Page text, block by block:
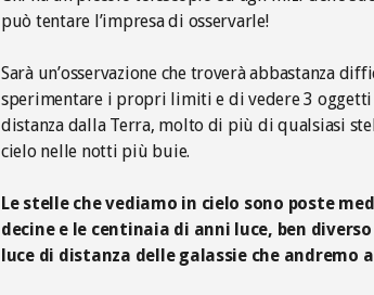
può tentare l’impresa di osservarle!
Sarà un’osservazione che troverà abbastanza
sperimentare i propri limiti e di vedere 3 oggetti
distanza dalla Terra, molto di più di qualsiasi
cielo nelle notti più buie.
Le stelle che vediamo in cielo sono poste
decine e le centinaia di anni luce, ben
luce di distanza delle galassie che andremo